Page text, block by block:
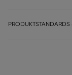
PRODUKTSTANDARDS